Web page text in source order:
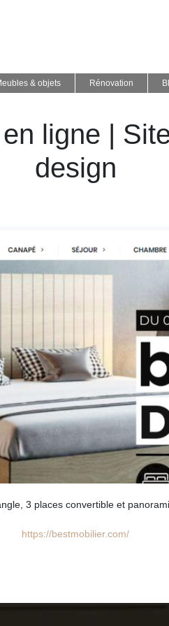
& objets Rénovation
ligne |
design
3 places convertible et
https://bestmobilier.com/